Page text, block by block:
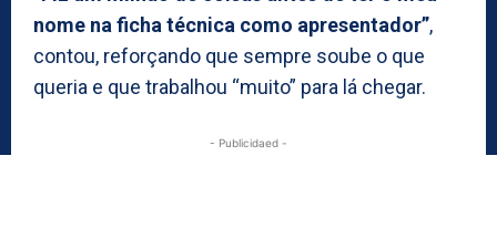
nome na ficha técnica como apresentador”,
contou, reforçando que sempre soube o que
queria e que trabalhou “muito” para lá chegar.
- Publicidaed -